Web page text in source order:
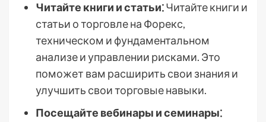
Читайте книги и статьи⁚Читайте книги и
статьи о торговле на Форекс,
техническом и фундаментальном
анализе и управлении рисками. Это
поможет вам расширить свои знания и
улучшить свои торговые навыки.
Посещайте вебинары и семинары⁚